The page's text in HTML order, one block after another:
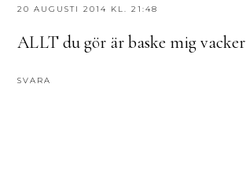
20 AUGUSTI 2014 KL. 21:48
ALLT du gör är baske mig
SVARA